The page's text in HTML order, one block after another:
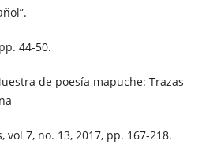
44-50.
de poesía mapuche: Trazas
vol 7, no. 13, 2017, pp. 167-218.